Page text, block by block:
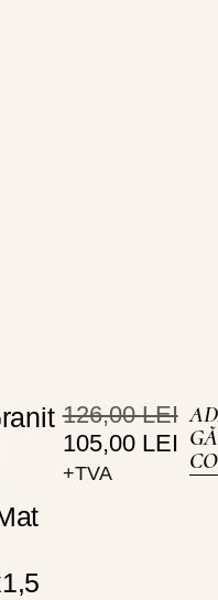
126,00LEI
105,00 LEI
+TVA